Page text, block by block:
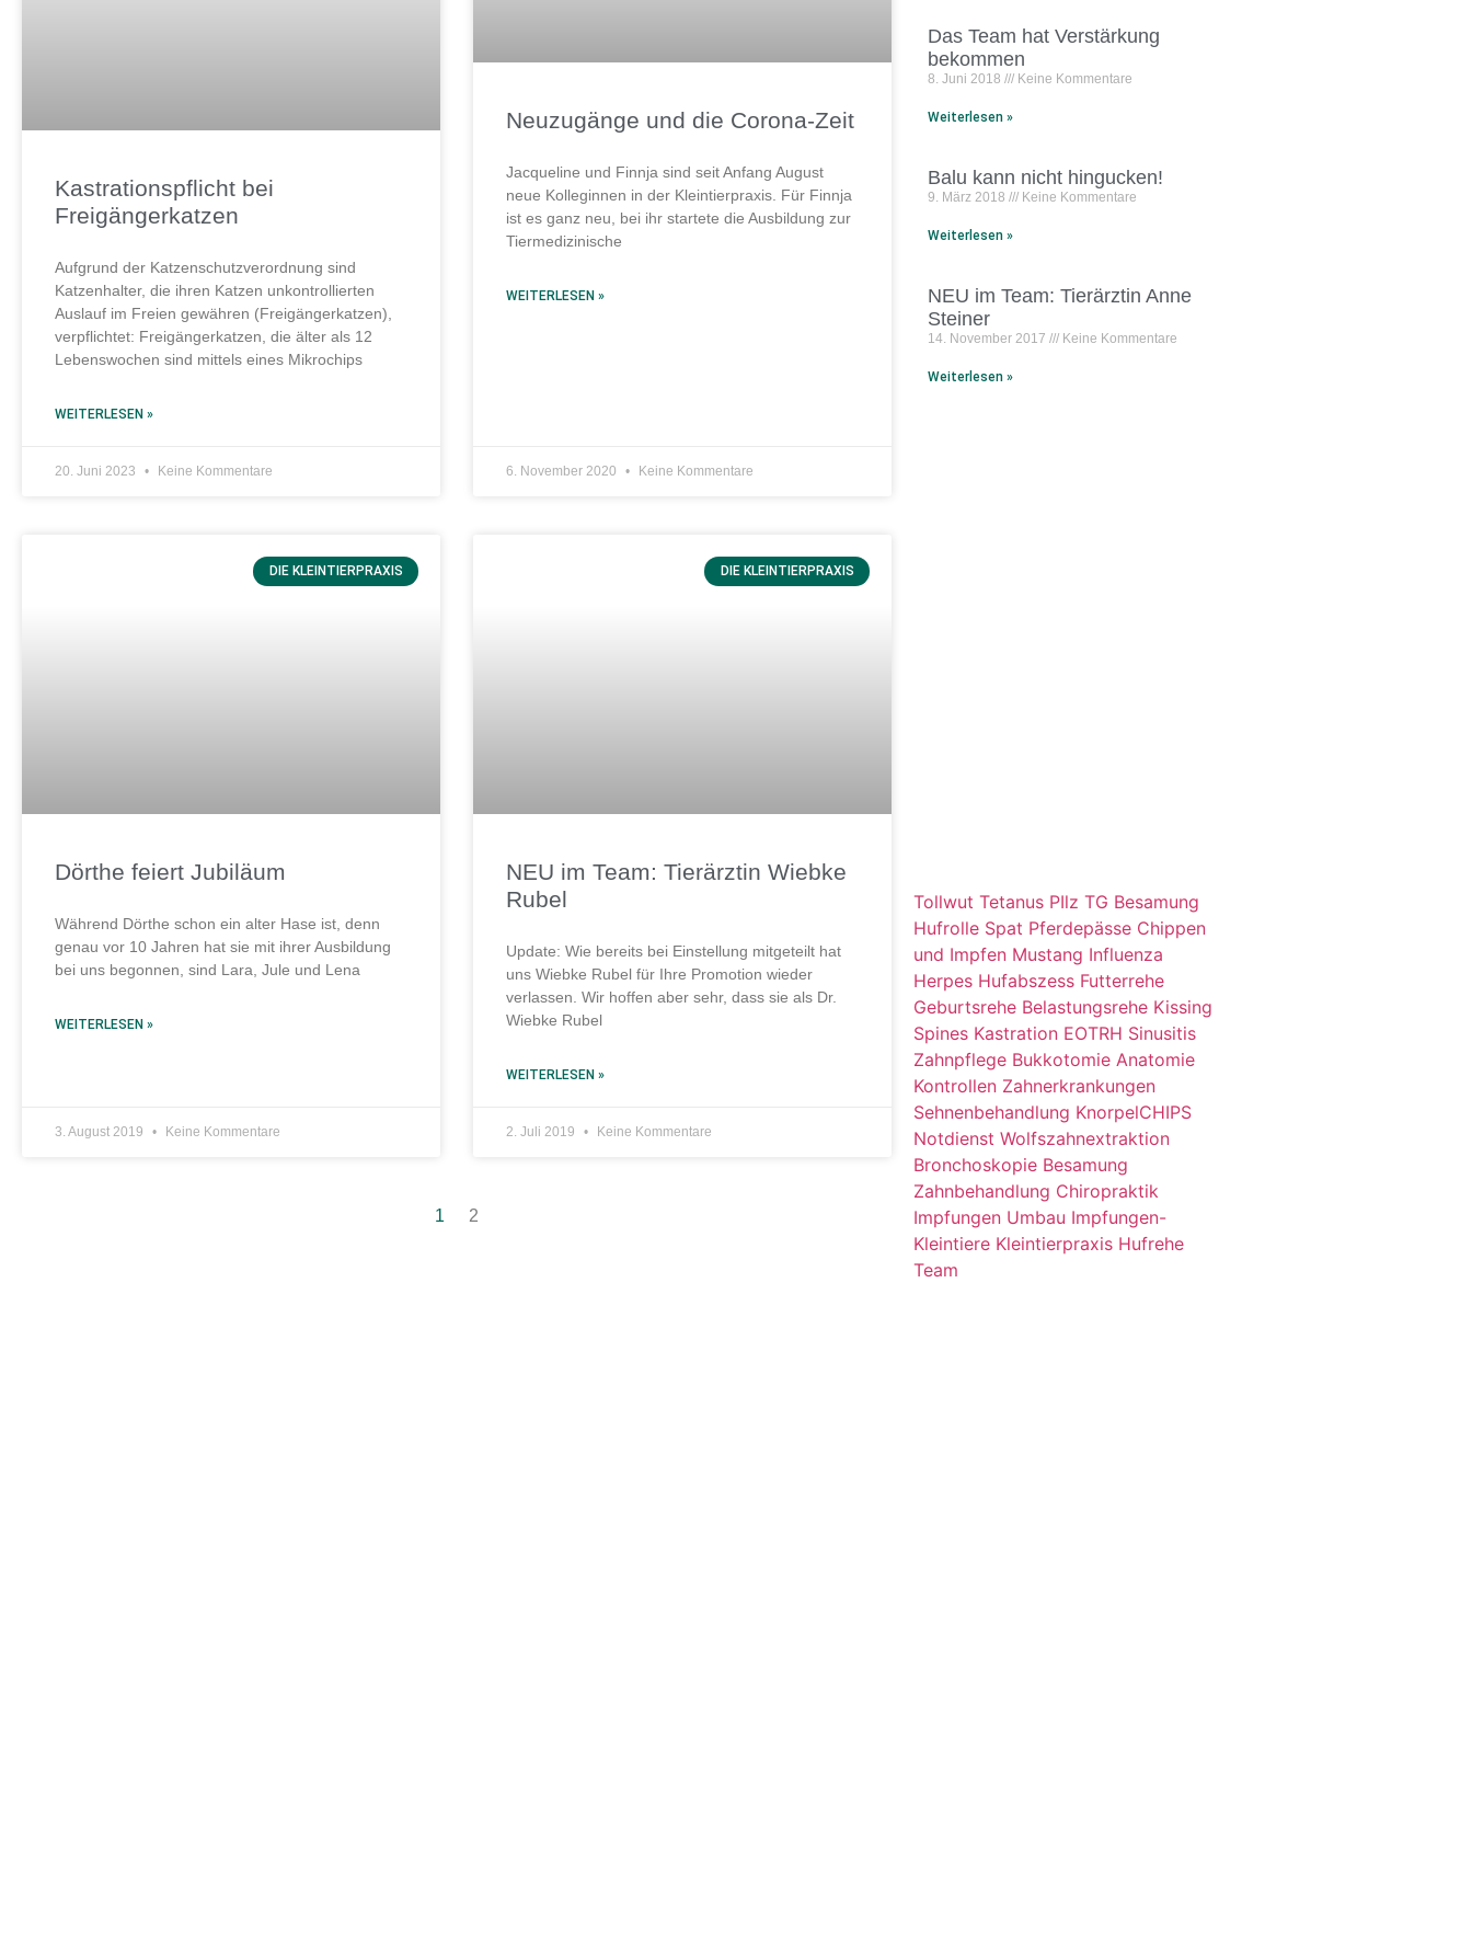
Kastrationspflicht bei
Freigängerkatzen
Aufgrund der Katzenschutzverordnung sind
Katzenhalter, die ihren Katzen unkontrollierten
Auslauf im Freien gewähren (Freigängerkatzen),
verpflichtet: Freigängerkatzen, die älter als 12
Lebenswochen sind mittels eines Mikrochips
WEITERLESEN »
20. Juni 2023 Keine Kommentare
Neuzugänge und die Corona-Zeit
Jacqueline und Finnja sind seit Anfang August
neue Kolleginnen in der Kleintierpraxis. Für Finnja
ist es ganz neu, bei ihr startete die Ausbildung zur
Tiermedizinische
WEITERLESEN »
6. November 2020 Keine Kommentare
DIE KLEINTIERPRAXIS
Dörthe feiert Jubiläum
Während Dörthe schon ein alter Hase ist, denn
genau vor 10 Jahren hat sie mit ihrer Ausbildung
bei uns begonnen, sind Lara, Jule und Lena
WEITERLESEN »
3. August 2019 Keine Kommentare
DIE KLEINTIERPRAXIS
NEU im Team: Tierärztin Wiebke
Rubel
Update: Wie bereits bei Einstellung mitgeteilt hat
uns Wiebke Rubel für Ihre Promotion wieder
verlassen. Wir hoffen aber sehr, dass sie als Dr.
Wiebke Rubel
WEITERLESEN »
2. Juli 2019 Keine Kommentare
1 2
Das Team hat Verstärkung
bekommen
8. Juni 2018 Keine Kommentare
Weiterlesen »
Balu kann nicht hingucken!
9. März 2018 Keine Kommentare
Weiterlesen »
NEU im Team: Tierärztin Anne
Steiner
14. November 2017 Keine Kommentare
Weiterlesen »
Tollwut Tetanus PIlz TG Besamung
Hufrolle Spat Pferdepässe Chippen
und Impfen Mustang Influenza
Herpes Hufabszess Futterrehe
Geburtsrehe Belastungsrehe Kissing
Spines Kastration EOTRH Sinusitis
Zahnpflege Bukkotomie Anatomie
Kontrollen Zahnerkrankungen
Sehnenbehandlung KnorpelCHIPS
Notdienst Wolfszahnextraktion
Bronchoskopie Besamung
Zahnbehandlung Chiropraktik
Impfungen Umbau Impfungen-
Kleintiere Kleintierpraxis Hufrehe
Team